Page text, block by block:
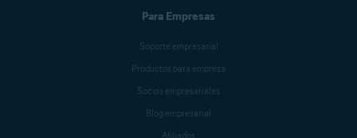
Para Empresas
Soporte empresarial
Productos para empresa
Socios empresariales
Blog empresarial